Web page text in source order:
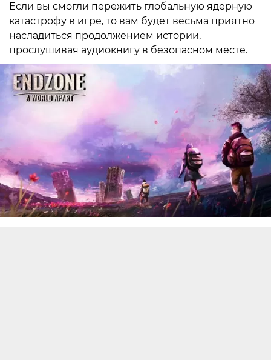
Если вы смогли пережить глобальную ядерную
катастрофу в игре, то вам будет весьма приятно
насладиться продолжением истории,
прослушивая аудиокнигу в безопасном месте.